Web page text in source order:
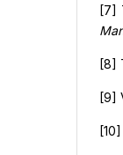
[7]
[8]
[9]